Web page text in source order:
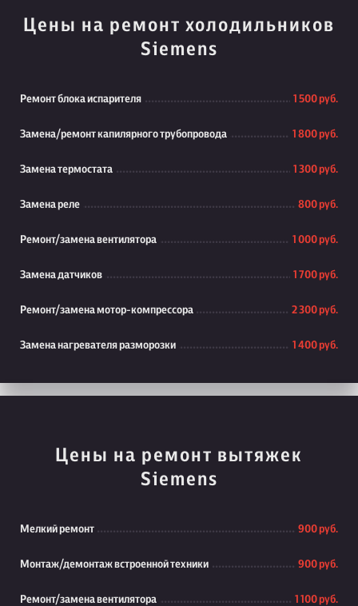
Цены на ремонт холодильников
Siemens
Ремонт блока испарителя 1 500 руб.
Замена/ремонт капилярного трубопровода 1 800 руб.
Замена термостата 1 300 руб.
Замена реле 800 руб.
Ремонт/замена вентилятора 1 000 руб.
Замена датчиков 1 700 руб.
Ремонт/замена мотор-компрессора 2 300 руб.
Замена нагревателя разморозки 1 400 руб.
Цены на ремонт вытяжек
Siemens
Мелкий ремонт 900 руб.
Монтаж/демонтаж встроенной техники 900 руб.
Ремонт/замена вентилятора 1 100 руб.